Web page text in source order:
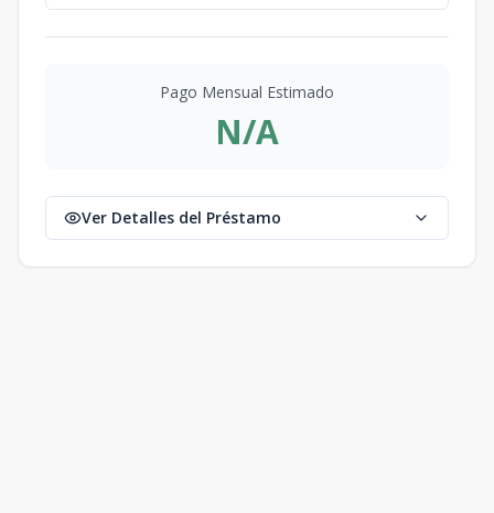
Pago Mensual Estimado
N/A
Ver Detalles del Préstamo